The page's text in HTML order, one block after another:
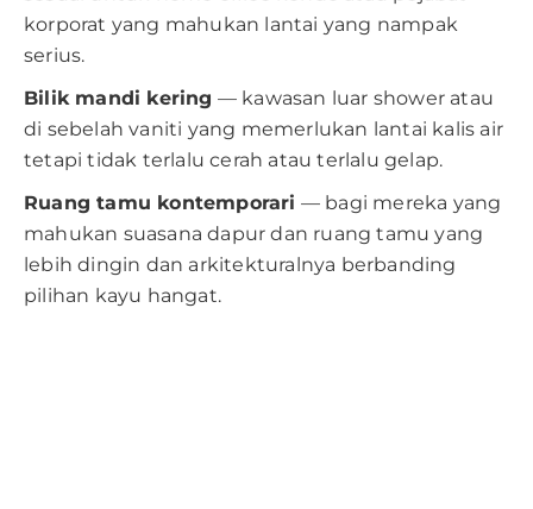
korporat yang mahukan lantai yang nampak
serius.
Bilik mandi kering — kawasan luar shower atau
di sebelah vaniti yang memerlukan lantai kalis air
tetapi tidak terlalu cerah atau terlalu gelap.
Ruang tamu kontemporari — bagi mereka yang
mahukan suasana dapur dan ruang tamu yang
lebih dingin dan arkitekturalnya berbanding
pilihan kayu hangat.